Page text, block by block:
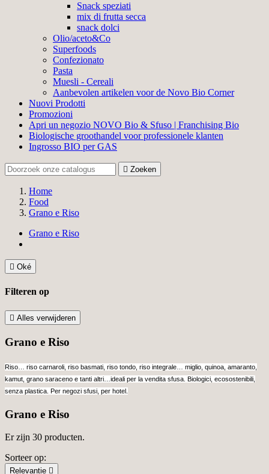
Snack speziati
mix di frutta secca
snack dolci
Olio/aceto&Co
Superfoods
Confezionato
Pasta
Muesli - Cereali
Aanbevolen artikelen voor de Novo Bio Corner
Nuovi Prodotti
Promozioni
Apri un negozio NOVO Bio & Sfuso | Franchising Bio
Biologische groothandel voor professionele klanten
Ingrosso BIO per GAS
 Zoeken
Home
Food
Grano e Riso
Grano e Riso
 Oké
Filteren op
 Alles verwijderen
Grano e Riso
Riso… riso carnaroli, riso basmati, riso tondo, riso integrale… miglio, quinoa, amaranto,
kamut, grano saraceno e tanti altri…ideali per la vendita sfusa. Biologici, ecosostenibili,
senza plastica. Per negozi sfusi, per hotel.
Grano e Riso
Er zijn 30 producten.
Sorteer op:
Relevantie 